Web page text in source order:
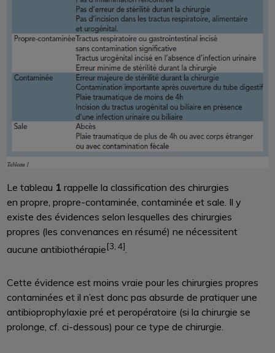
Le tableau 1 rappelle la classification des chirurgies
en propre, propre-contaminée, contaminée et sale. Il y
existe des évidences selon lesquelles des chirurgies
propres (les convenances en résumé) ne nécessitent
aucune antibiothérapie[3, 4].
Cette évidence est moins vraie pour les chirurgies propres
contaminées et il n’est donc pas absurde de pratiquer une
antibioprophylaxie pré et peropératoire (si la chirurgie se
prolonge, cf. ci-dessous) pour ce type de chirurgie.